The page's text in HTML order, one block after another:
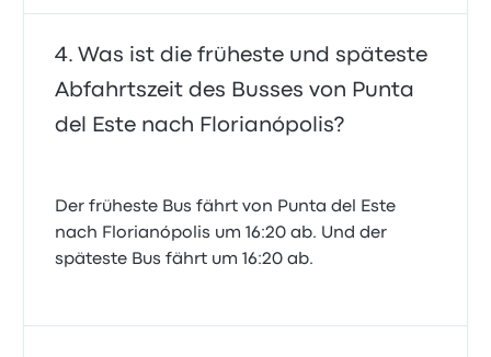
Was ist die früheste und späteste
Abfahrtszeit des Busses von Punta
del Este nach Florianópolis?
Der früheste Bus fährt von Punta del Este
nach Florianópolis um 16:20 ab. Und der
späteste Bus fährt um 16:20 ab.